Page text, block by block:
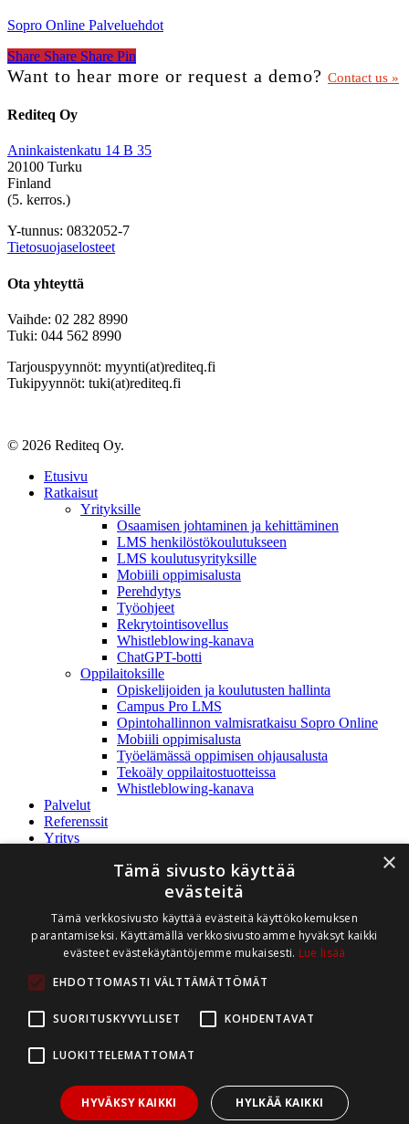
Sopro Online Palveluehdot
Share
Share Share Share Pin
Want to hear more or request a demo? Contact us »
Rediteq Oy
Aninkaistenkatu 14 B 35
20100 Turku
Finland
(5. kerros.)
Y-tunnus: 0832052-7
Tietosuojaselosteet
Ota yhteyttä
Vaihde: 02 282 8990
Tuki: 044 562 8990
Tarjouspyynnöt: myynti(at)rediteq.fi
Tukipyynnöt: tuki(at)rediteq.fi
© 2026 Rediteq Oy.
Close
Menu
Etusivu
Ratkaisut
Yrityksille
Osaamisen johtaminen ja kehittäminen
LMS henkilöstökoulutukseen
LMS koulutusyrityksille
Mobiili oppimisalusta
Perehdytys
Työohjeet
Rekrytointisovellus
Whistleblowing-kanava
ChatGPT-botti
Oppilaitoksille
Opiskelijoiden ja koulutusten hallinta
Campus Pro LMS
Opintohallinnon valmisratkaisu Sopro Online
Mobiili oppimisalusta
Työelämässä oppimisen ohjausalusta
Tekoäly oppilaitostuotteissa
Whistleblowing-kanava
Palvelut
Referenssit
Yritys
Yhteystiedot
Whistleblowing
Tuki
Tukipalvelu
Ota yhteyttä
(02) 282 8990
Asiakastuki
×
Tämä sivusto käyttää
evästeitä
Tämä verkkosivusto käyttää evästeitä käyttökokemuksen
parantamiseksi. Käyttämällä verkkosivustoamme hyväksyt kaikki
evästeet evästekäytäntöjemme mukaisesti. Lue lisää
EHDOTTOMASTI VÄLTTÄMÄTTÖMÄT
SUORITUSKYVYLLISET KOHDENTAVAT
LUOKITTELEMATTOMAT
HYVÄKSY KAIKKI HYLKÄÄ KAIKKI